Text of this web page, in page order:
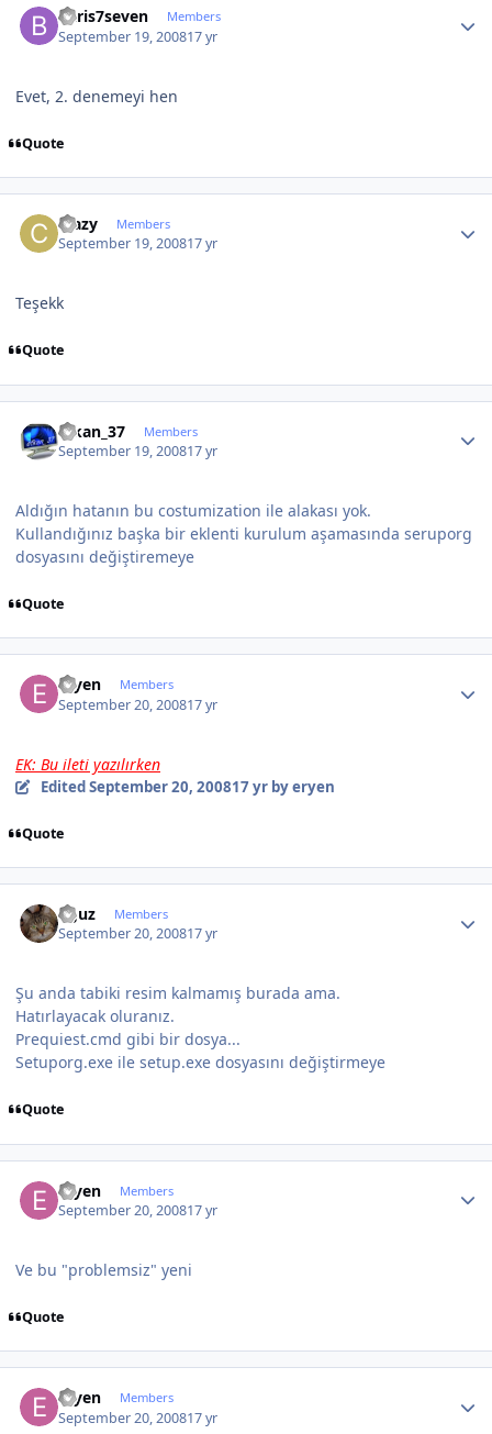
baris7seven Members
September 19, 200817 yr
Evet, 2. denemeyi hen
Quote
crazy Members
September 19, 200817 yr
Teşekk
Quote
efkan_37 Members
September 19, 200817 yr
Aldığın hatanın bu costumization ile alakası yok.
Kullandığınız başka bir eklenti kurulum aşamasında seruporg
dosyasını değiştiremeye
Quote
eryen Members
September 20, 200817 yr
EK: Bu ileti yazılırken
EditedSeptember 20, 200817 yrby eryen
Quote
oguz Members
September 20, 200817 yr
Şu anda tabiki resim kalmamış burada ama.
Hatırlayacak oluranız.
Prequiest.cmd gibi bir dosya...
Setuporg.exe ile setup.exe dosyasını değiştirmeye
Quote
eryen Members
September 20, 200817 yr
Ve bu "problemsiz" yeni
Quote
eryen Members
September 20, 200817 yr